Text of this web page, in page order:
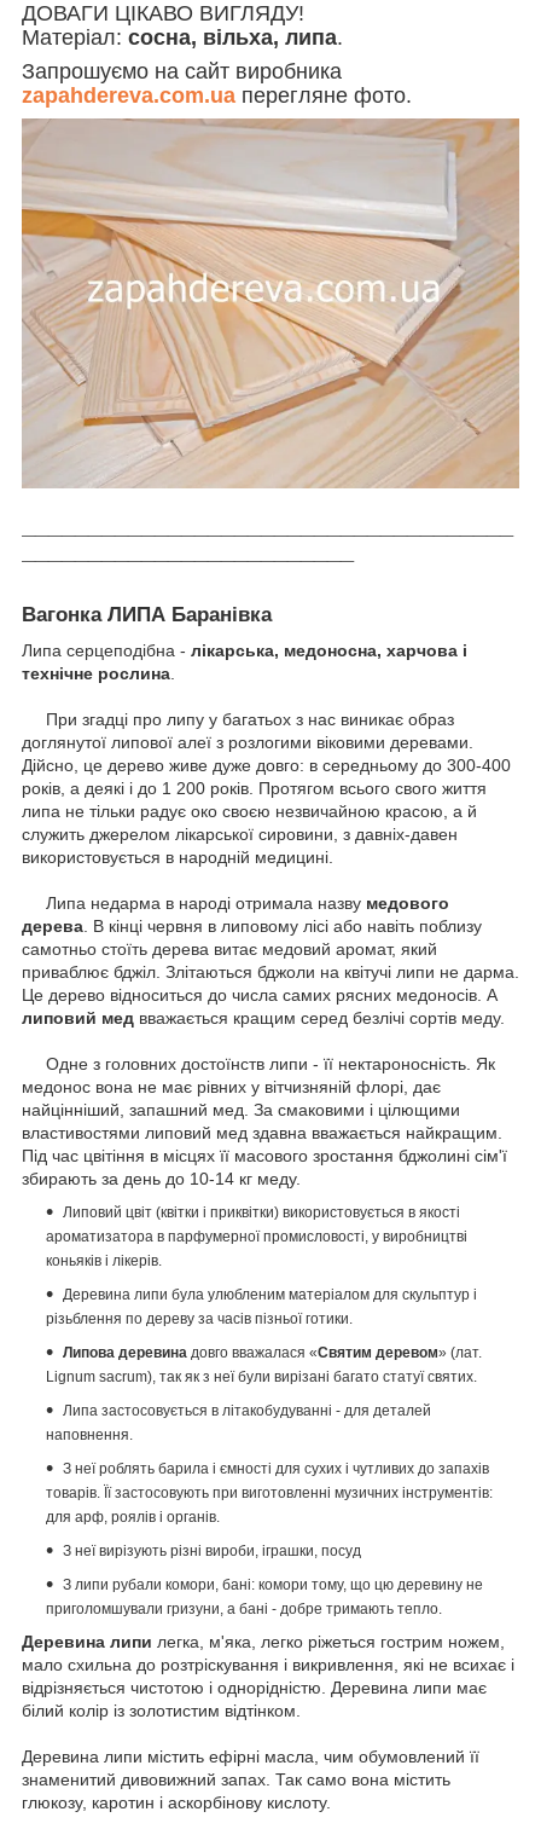
ДОВАГИ ЦІКАВО ВИГЛЯДУ!
Матеріал: сосна, вільха, липа.
Запрошуємо на сайт виробника
zapahdereva.com.ua перегляне фото.
Вагонка ЛИПА Баранівка
Липа серцеподібна - лікарська, медоносна, харчова і
технічне рослина.
При згадці про липу у багатьох з нас виникає образ
доглянутої липової алеї з розлогими віковими деревами.
Дійсно, це дерево живе дуже довго: в середньому до 300-400
років, а деякі і до 1 200 років. Протягом всього свого життя
липа не тільки радує око своєю незвичайною красою, а й
служить джерелом лікарської сировини, з давніх-давен
використовується в народній медицині.
Липа недарма в народі отримала назву медового
дерева. В кінці червня в липовому лісі або навіть поблизу
самотньо стоїть дерева витає медовий аромат, який
приваблює бджіл. Злітаються бджоли на квітучі липи не дарма.
Це дерево відноситься до числа самих рясних медоносів. А
липовий мед вважається кращим серед безлічі сортів меду.
Одне з головних достоїнств липи - її нектароносність. Як
медонос вона не має рівних у вітчизняній флорі, дає
найцінніший, запашний мед. За смаковими і цілющими
властивостями липовий мед здавна вважається найкращим.
Під час цвітіння в місцях її масового зростання бджолині сім'ї
збирають за день до 10-14 кг меду.
Липовий цвіт (квітки і приквітки) використовується в якості
ароматизатора в парфумерної промисловості, у виробництві
коньяків і лікерів.
Деревина липи була улюбленим матеріалом для скульптур і
різьблення по дереву за часів пізньої готики.
Липова деревина довго вважалася «Святим деревом» (лат.
Lignum sacrum), так як з неї були вирізані багато статуї святих.
Липа застосовується в літакобудуванні - для деталей
наповнення.
З неї роблять барила і ємності для сухих і чутливих до запахів
товарів. Її застосовують при виготовленні музичних інструментів:
для арф, роялів і органів.
З неї вирізують різні вироби, іграшки, посуд
З липи рубали комори, бані: комори тому, що цю деревину не
приголомшували гризуни, а бані - добре тримають тепло.
Деревина липи легка, м'яка, легко ріжеться гострим ножем,
мало схильна до розтріскування і викривлення, які не всихає і
відрізняється чистотою і однорідністю. Деревина липи має
білий колір із золотистим відтінком.
Деревина липи містить ефірні масла, чим обумовлений її
знаменитий дивовижний запах. Так само вона містить
глюкозу, каротин і аскорбінову кислоту.